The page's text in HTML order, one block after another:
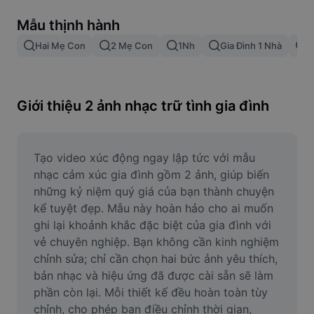
Gộp hình ảnh
Điều chỉnh kích thước hình ảnh
Công cụ tạo meme
AI Text Remover
AI People Remover
AI Inpainting
Face Cutout
Mẫu thịnh hành
Hai Mẹ Con 2 Mẹ Con 1Nh Gia Đình 1 Nhà
Giới thiệu 2 ảnh nhạc trữ tình gia đình
Tạo video xúc động ngay lập tức với mẫu
nhạc cảm xúc gia đình gồm 2 ảnh, giúp biến
những kỷ niệm quý giá của bạn thành chuyện
kể tuyệt đẹp. Mẫu này hoàn hảo cho ai muốn
ghi lại khoảnh khắc đặc biệt của gia đình với
vẻ chuyên nghiệp. Bạn không cần kinh nghiệm
chỉnh sửa; chỉ cần chọn hai bức ảnh yêu thích,
bản nhạc và hiệu ứng đã được cài sẵn sẽ làm
phần còn lại. Mỗi thiết kế đều hoàn toàn tùy
chỉnh, cho phép bạn điều chỉnh thời gian,